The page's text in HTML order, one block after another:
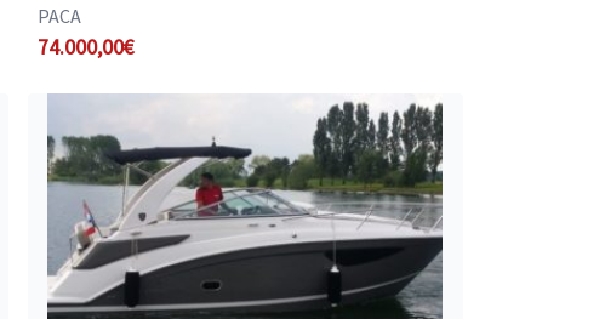
PACA
74.000,00€